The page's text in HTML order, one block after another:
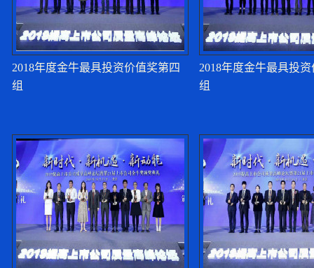
宋志平：好的上市公
宋志平：上市公司是
夏斌：下一步应加快
季晓南：上市公司要
2018年度金牛最具投资价值奖第四
组
2018年度金牛最具投
组